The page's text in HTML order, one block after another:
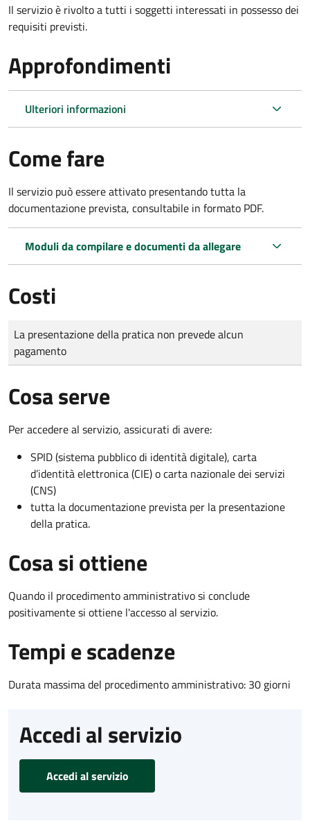
Il servizio è rivolto a tutti i soggetti interessati in possesso dei
requisiti previsti.
Approfondimenti
Ulteriori informazioni
Come fare
Il servizio può essere attivato presentando tutta la
documentazione prevista, consultabile in formato PDF.
Moduli da compilare e documenti da allegare
Costi
Tipo di pagamento
Importo
La presentazione della pratica non prevede alcun
pagamento
Cosa serve
Per accedere al servizio, assicurati di avere:
SPID (sistema pubblico di identità digitale), carta
d’identità elettronica (CIE) o carta nazionale dei servizi
(CNS)
tutta la documentazione prevista per la presentazione
della pratica.
Cosa si ottiene
Quando il procedimento amministrativo si conclude
positivamente si ottiene l'accesso al servizio.
Tempi e scadenze
Durata massima del procedimento amministrativo: 30 giorni
Accedi al servizio
Accedi al servizio